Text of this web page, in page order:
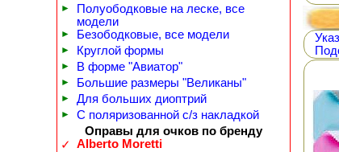
►
Полуободковые на леске, все
модели
► Безободковые, все модели
► Круглой формы
► В форме "Авиатор"
► Большие размеры "Великаны"
► Для больших диоптрий
►
С поляризованной с/з накладкой
Оправы для очков по бренду
✓
Alberto Moretti